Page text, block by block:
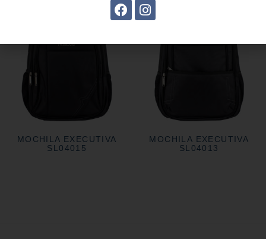
MOCHILA EXECUTIVA
SL04015
MOCHILA EXECUTIVA
SL04013